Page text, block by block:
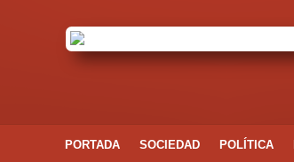
PORTADA SOCIEDAD POLÍTICA